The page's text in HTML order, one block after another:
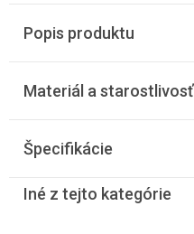
Popis produktu
Materiál a starostlivosť
Špecifikácie
Iné z tejto kategórie